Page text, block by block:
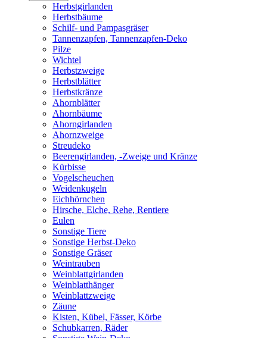
Herbstgirlanden
Herbstbäume
Schilf- und Pampasgräser
Tannenzapfen, Tannenzapfen-Deko
Pilze
Wichtel
Herbstzweige
Herbstblätter
Herbstkränze
Ahornblätter
Ahornbäume
Ahorngirlanden
Ahornzweige
Streudeko
Beerengirlanden, -Zweige und Kränze
Kürbisse
Vogelscheuchen
Weidenkugeln
Eichhörnchen
Hirsche, Elche, Rehe, Rentiere
Eulen
Sonstige Tiere
Sonstige Herbst-Deko
Sonstige Gräser
Weintrauben
Weinblattgirlanden
Weinblatthänger
Weinblattzweige
Zäune
Kisten, Kübel, Fässer, Körbe
Schubkarren, Räder